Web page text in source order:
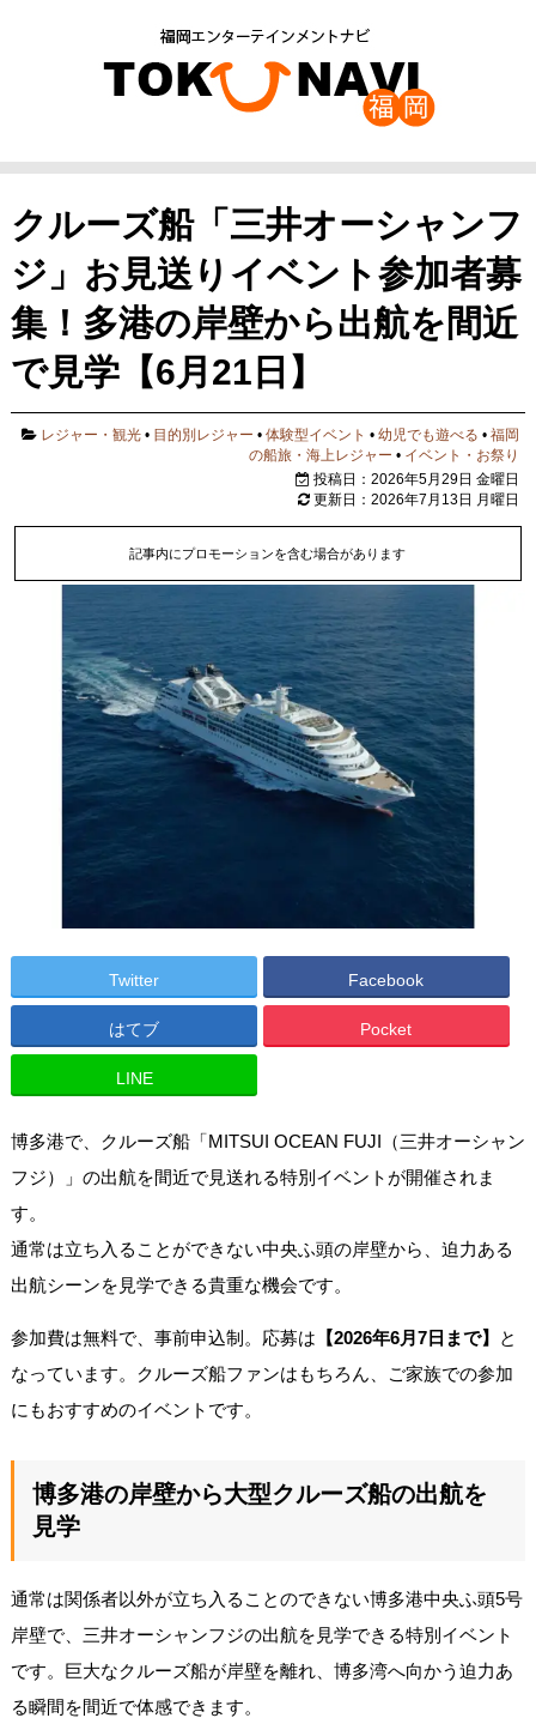
クルーズ船「三井オーシャンフ
ジ」お見送りイベント参加者募
集！多港の岸壁から出航を間近
で見学【6月21日】
レジャー・観光 • 目的別レジャー •体験型イベント •幼児でも遊べる •福岡
の船旅・海上レジャー • イベント・お祭り
投稿日：2026年5月29日 金曜日
更新日：2026年7月13日 月曜日
記事内にプロモーションを含む場合があります
Twitter Facebook
はてブ Pocket
LINE
博多港で、クルーズ船「MITSUI OCEAN FUJI（三井オーシャン
フジ）」の出航を間近で見送れる特別イベントが開催されま
す。
通常は立ち入ることができない中央ふ頭の岸壁から、迫力ある
出航シーンを見学できる貴重な機会です。
参加費は無料で、事前申込制。応募は 【2026年6月7日まで】
と
なっています。クルーズ船ファンはもちろん、ご家族での参加
にもおすすめのイベントです。
博多港の岸壁から大型クルーズ船の出航を
見学
通常は関係者以外が立ち入ることのできない博多港中央ふ頭5号
岸壁で、三井オーシャンフジの出航を見学できる特別イベント
です。巨大なクルーズ船が岸壁を離れ、博多湾へ向かう迫力あ
る瞬間を間近で体感できます。